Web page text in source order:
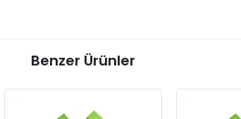
Benzer Ürünler